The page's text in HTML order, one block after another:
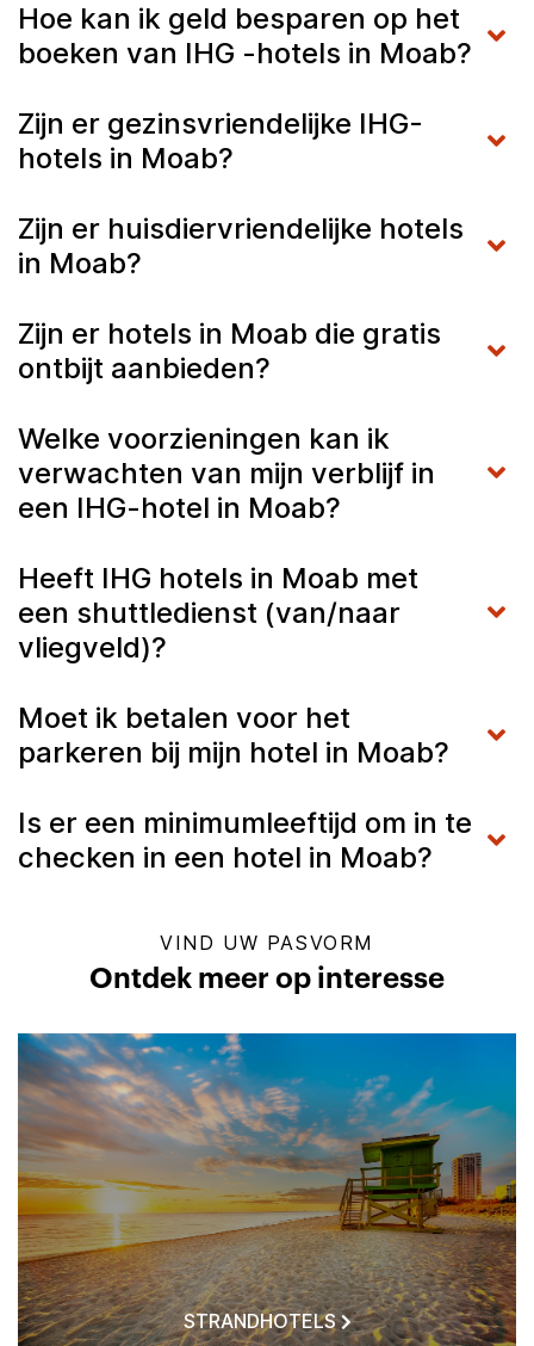
Hoe kan ik geld besparen op het
boeken van IHG -hotels in Moab?
Zijn er gezinsvriendelijke IHG-
hotels in Moab?
Zijn er huisdiervriendelijke hotels
in Moab?
Zijn er hotels in Moab die gratis
ontbijt aanbieden?
Welke voorzieningen kan ik
verwachten van mijn verblijf in
een IHG-hotel in Moab?
Heeft IHG hotels in Moab met
een shuttledienst (van/naar
vliegveld)?
Moet ik betalen voor het
parkeren bij mijn hotel in Moab?
Is er een minimumleeftijd om in te
checken in een hotel in Moab?
VIND UW PASVORM
Ontdek meer op interesse
STRANDHOTELS